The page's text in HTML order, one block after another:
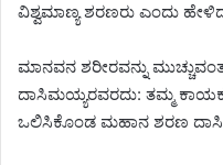
ವಿಶ್ವಮಾಣ್ಯ ಶರಣರು ಎಂದು
ಮಾನವನ ಶರೀರವನ್ನು
ದಾಸಿಮಯ್ಯರವರದು: ತಮ್ಮ
ಒಲಿಸಿಕೊಂಡ ಮಹಾನ ಶರಣ